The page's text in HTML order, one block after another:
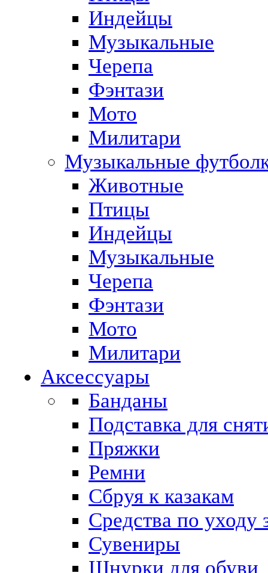
Индейцы
Музыкальные
Черепа
Фэнтази
Мото
Милитари
Музыкальные
Животные
Птицы
Индейцы
Музыкальные
Черепа
Фэнтази
Мото
Милитари
Аксессуары
Банданы
Подставка для
Пряжки
Ремни
Сбруя к казакам
Средства по уходу
Сувениры
Шнурки для обуви